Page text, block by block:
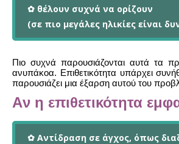
✿ θέλουν συχνά να ορίζουν
(σε πιο μεγάλες ηλικίες είναι
Πιο συχνά παρουσιάζονται αυτά τα
ανυπάκοα. Eπιθετικότητα υπάρχει
παρουσιάζει μια έξαρση αυτού του
Aν η επιθετικότητα
✿ Aντίδραση σε άγχος, όπως